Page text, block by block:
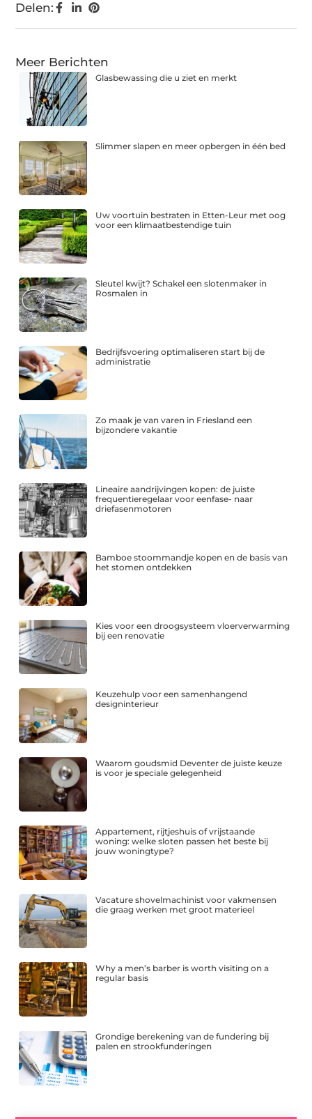
Delen:
Meer Berichten
Glasbewassing die u ziet en merkt
Slimmer slapen en meer opbergen in één bed
Uw voortuin bestraten in Etten-Leur met oog
voor een klimaatbestendige tuin
Sleutel kwijt? Schakel een slotenmaker in
Rosmalen in
Bedrijfsvoering optimaliseren start bij de
administratie
Zo maak je van varen in Friesland een
bijzondere vakantie
Lineaire aandrijvingen kopen: de juiste
frequentieregelaar voor eenfase- naar
driefasenmotoren
Bamboe stoommandje kopen en de basis van
het stomen ontdekken
Kies voor een droogsysteem vloerverwarming
bij een renovatie
Keuzehulp voor een samenhangend
designinterieur
Waarom goudsmid Deventer de juiste keuze
is voor je speciale gelegenheid
Appartement, rijtjeshuis of vrijstaande
woning: welke sloten passen het beste bij
jouw woningtype?
Vacature shovelmachinist voor vakmensen
die graag werken met groot materieel
Why a men’s barber is worth visiting on a
regular basis
Grondige berekening van de fundering bij
palen en strookfunderingen